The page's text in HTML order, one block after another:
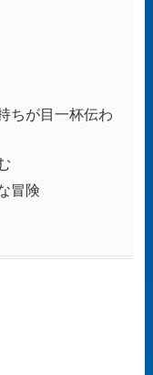
ちが目一杯伝わ
冒険